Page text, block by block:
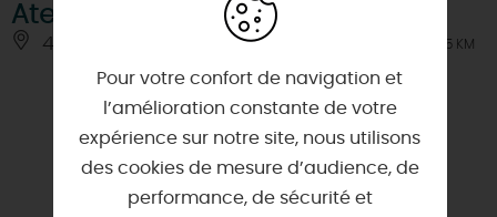
Atelier boomerang
45200 - PAUCOURT À 4.5 KM
Pour votre confort de navigation et
l’amélioration constante de votre
expérience sur notre site, nous utilisons
des cookies de mesure d’audience, de
performance, de sécurité et